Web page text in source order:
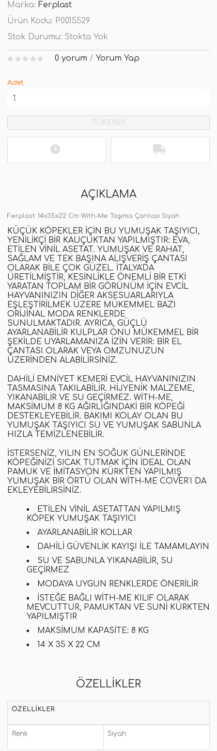
Marka: Ferplast
Ürün Kodu: P0015529
Stok Durumu: Stokta Yok
0 yorum / Yorum Yap
Adet
TÜKENDİ
AÇIKLAMA
Ferplast 14x35x22 Cm With-Me Taşıma Çantası Siyah
KÜÇÜK KÖPEKLER IÇIN BU YUMUŞAK TAŞIYICI,
YENILIKÇI BIR KAUÇUKTAN YAPILMIŞTIR: EVA,
ETILEN VINIL ASETAT. YUMUŞAK VE RAHAT,
SAĞLAM VE TEK BAŞINA ALIŞVERIŞ ÇANTASI
OLARAK BILE ÇOK GÜZEL. İTALYA'DA
ÜRETILMIŞTIR, KESINLIKLE ÖNEMLI BIR ETKI
YARATAN TOPLAM BIR GÖRÜNÜM IÇIN EVCIL
HAYVANINIZIN DIĞER AKSESUARLARIYLA
EŞLEŞTIRILMEK ÜZERE MÜKEMMEL BAZI
ORIJINAL MODA RENKLERDE
SUNULMAKTADIR. AYRICA, GÜÇLÜ
AYARLANABILIR KULPLAR ONU MÜKEMMEL BIR
ŞEKILDE UYARLAMANIZA IZIN VERIR: BIR EL
ÇANTASI OLARAK VEYA OMZUNUZUN
ÜZERINDEN ALABILIRSINIZ.
DAHILI EMNIYET KEMERI EVCIL HAYVANINIZIN
TASMASINA TAKILABILIR. HIJYENIK MALZEME,
YIKANABILIR VE SU GEÇIRMEZ. WITH-ME,
MAKSIMUM 8 KG AĞIRLIĞINDAKI BIR KÖPEĞI
DESTEKLEYEBILIR. BAKIMI KOLAY OLAN BU
YUMUŞAK TAŞIYICI SU VE YUMUŞAK SABUNLA
HIZLA TEMIZLENEBILIR.
İSTERSENIZ, YILIN EN SOĞUK GÜNLERINDE
KÖPEĞINIZI SICAK TUTMAK IÇIN IDEAL OLAN
PAMUK VE IMITASYON KÜRKTEN YAPILMIŞ
YUMUŞAK BIR ÖRTÜ OLAN WITH-ME COVER'I DA
EKLEYEBILIRSINIZ.
ETILEN VINIL ASETATTAN YAPILMIŞ
KÖPEK YUMUŞAK TAŞIYICI
AYARLANABILIR KOLLAR
DAHILI GÜVENLIK KAYIŞI ILE TAMAMLAYIN
SU VE SABUNLA YIKANABILIR, SU
GEÇIRMEZ
MODAYA UYGUN RENKLERDE ÖNERILIR
İSTEĞE BAĞLI WITH-ME KILIF OLARAK
MEVCUTTUR, PAMUKTAN VE SUNI KÜRKTEN
YAPILMIŞTIR
MAKSIMUM KAPASITE: 8 KG
14 X 35 X 22 CM
ÖZELLIKLER
ÖZELLIKLER
Renk Siyah